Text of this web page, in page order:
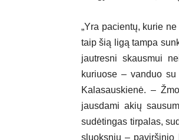
„Yra pacientų, kurie
taip šią ligą tampa
jautresni skausmui
kuriuose – vanduo
Kalasauskienė. –
jausdami akių
sudėtingas tirpalas,
sluoksnių – paviršinio